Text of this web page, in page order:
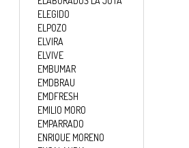
ELEGIDO
ELPOZO
ELVIRA
ELVIVE
EMBUMAR
EMDBRAU
EMDFRESH
EMILIO MORO
EMPARRADO
ENRIQUE MORENO